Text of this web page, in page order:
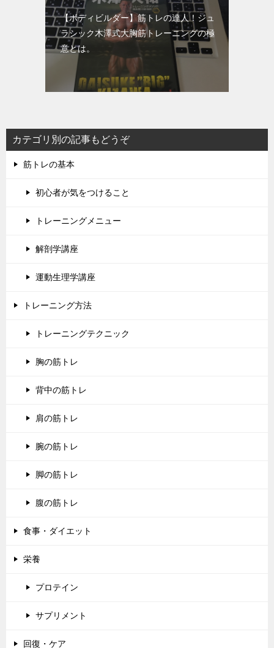
【ボディビルダー】筋トレの達人！ジュ
ラシック木澤式大胸筋トレーニングの極
意とは。
カテゴリ別の記事もどうぞ
筋トレの基本
初心者が気をつけること
トレーニングメニュー
解剖学講座
運動生理学講座
トレーニング方法
トレーニングテクニック
胸の筋トレ
背中の筋トレ
肩の筋トレ
腕の筋トレ
脚の筋トレ
腹の筋トレ
食事・ダイエット
栄養
プロテイン
サプリメント
回復・ケア